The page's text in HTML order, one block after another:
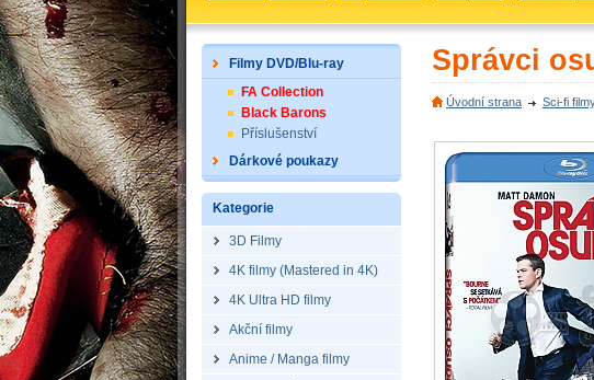
Filmy DVD/Blu-ray
FA Collection
Black Barons
Příslušenství
Dárkové poukazy
Kategorie
3D Filmy
4K filmy (Mastered in 4K)
4K Ultra HD filmy
Akční filmy
Anime / Manga filmy
Správci
Úvodní strana Sci-fi